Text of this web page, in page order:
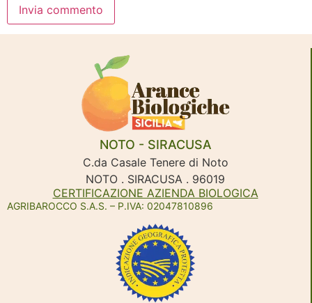
NOTO - SIRACUSA
C.da Casale Tenere di Noto
NOTO . SIRACUSA . 96019
CERTIFICAZIONE AZIENDA BIOLOGICA
AGRIBAROCCO S.A.S. – P.IVA: 02047810896